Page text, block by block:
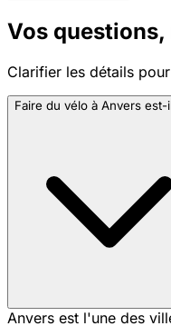
Vos
Clarifier les détails
Faire du vélo à Anvers est-
Anvers est l'une des